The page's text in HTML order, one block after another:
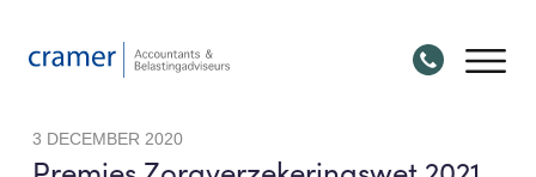
3 DECEMBER 2020